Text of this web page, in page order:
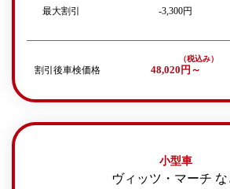
最大割引 -3,300円
割引後車検価格 48,020円～
小型車
ヴィッツ・マーチ